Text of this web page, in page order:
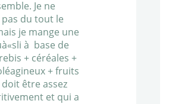
Je ne
du tout le
je mange une
à base de
+ céréales +
+ fruits
être assez
et qui a